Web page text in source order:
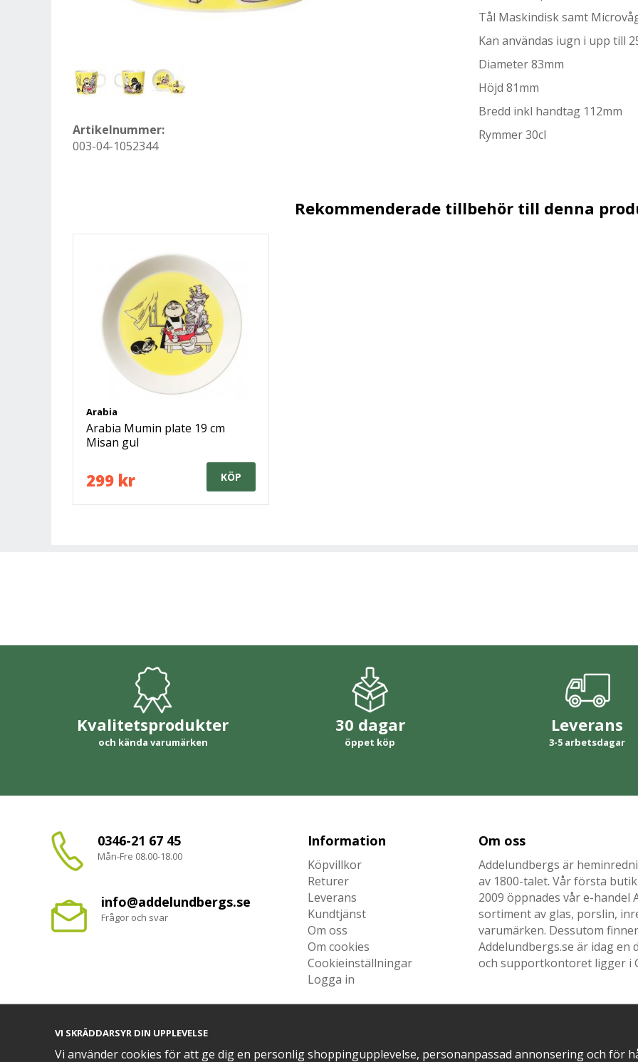
Tål Maskindisk samt
Kan användas iugn i upp till
Diameter 83mm
Höjd 81mm
Bredd inkl handtag 112mm
Rymmer 30cl
Artikelnummer:
003-04-1052344
Rekommenderade tillbehör till denna
Arabia
Arabia Mumin plate 19 cm
Misan gul
299 kr KÖP
Kvalitetsprodukter
och kända varumärken
30 dagar
öppet köp
Leverans
3-5 arbetsdagar
0346-21 67 45
Mån-Fre 08.00-18.00
info@addelundbergs.se
Frågor och svar
Information
Köpvillkor
Returer
Leverans
Kundtjänst
Om oss
Om cookies
Cookieinställningar
Logga in
Om oss
Addelundbergs är
av 1800-talet. Vår första
2009 öppnades vår e-
sortiment av glas, porslin,
varumärken. Dessutom
Addelundbergs.se är idag en
och supportkontoret ligger i
TRYGG BETALNING MED​ SNABB LEVERANS MED EN DEL AV
VI SKRÄDDARSYR DIN UPPLEVELSE
Vi använder cookies för att ge dig en personlig shoppingupplevelse, personanpassad annonsering och för